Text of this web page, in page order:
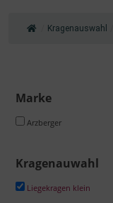
Kragenauswahl
Marke
Arzberger
Kragenauwahl
Liegekragen klein